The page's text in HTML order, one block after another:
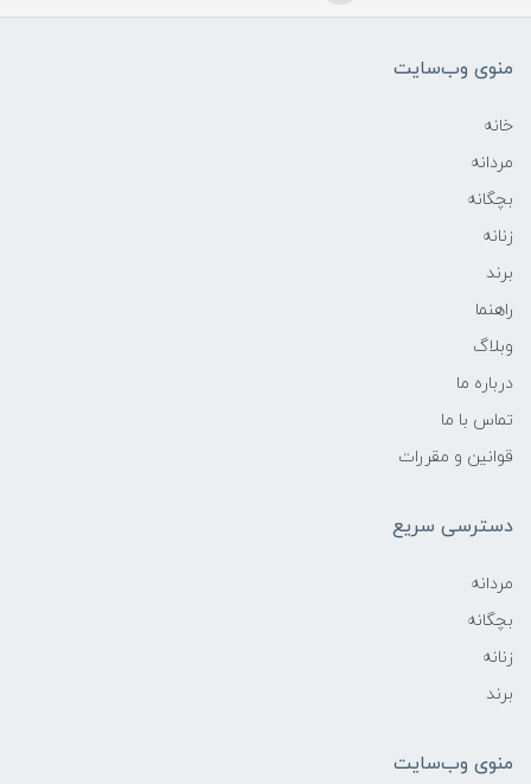
منوی وب‌سایت
خانه
مردانه
بچگانه
زنانه
برند
راهنما
وبلاگ
درباره ما
تماس با ما
قوانین و مقررات
دسترسی سریع
مردانه
بچگانه
زنانه
برند
منوی وب‌سایت